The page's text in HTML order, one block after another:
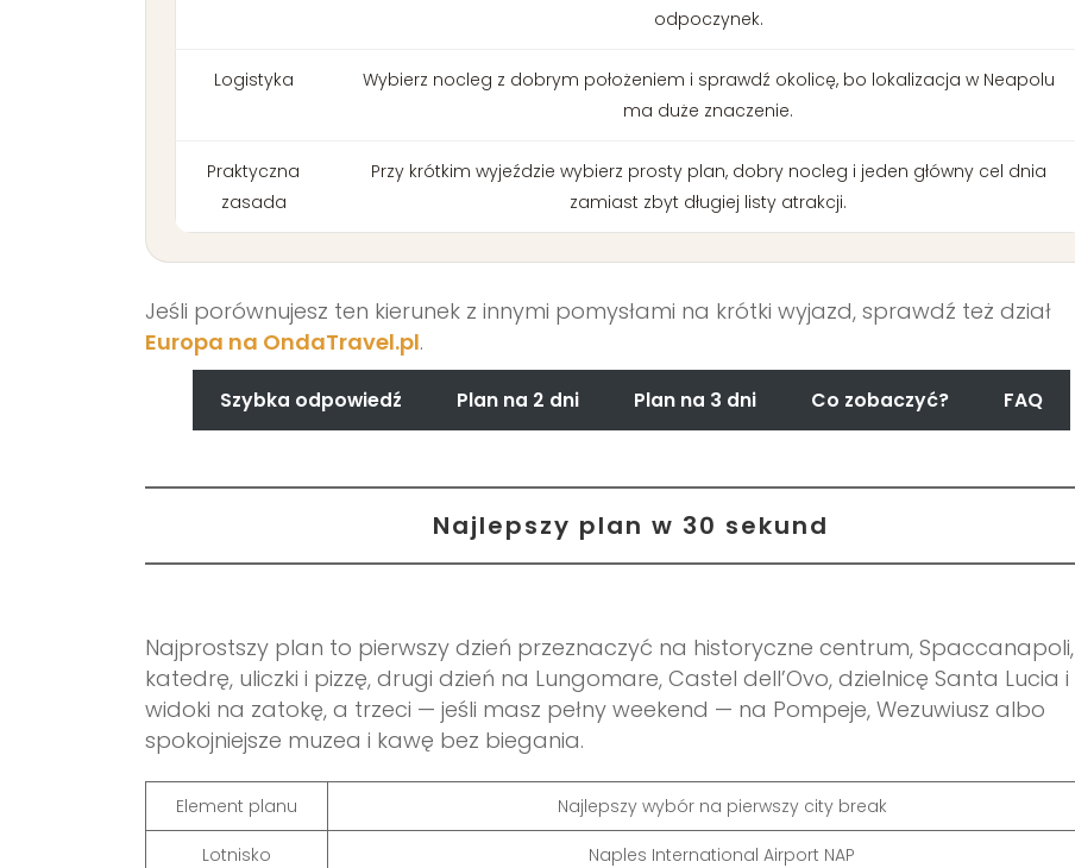
odpoczynek.
Logistyka
Wybierz nocleg z dobrym położeniem i sprawdź okolicę, bo lokalizacja w Neapolu
ma duże znaczenie.
Praktyczna
zasada
Przy krótkim wyjeździe wybierz prosty plan, dobry nocleg i jeden główny cel dnia
zamiast zbyt długiej listy atrakcji.
Jeśli porównujesz ten kierunek z innymi pomysłami na krótki wyjazd, sprawdź też dział
Europa na OndaTravel.pl.
Szybka odpowiedź Plan na 2 dni Plan na 3 dni Co zobaczyć? FAQ
Najlepszy plan w 30 sekund
Najprostszy plan to pierwszy dzień przeznaczyć na historyczne centrum, Spaccanapoli,
katedrę, uliczki i pizzę, drugi dzień na Lungomare, Castel dell’Ovo, dzielnicę Santa Lucia i
widoki na zatokę, a trzeci — jeśli masz pełny weekend — na Pompeje, Wezuwiusz albo
spokojniejsze muzea i kawę bez biegania.
Element planu Najlepszy wybór na pierwszy city break
Lotnisko Naples International Airport NAP